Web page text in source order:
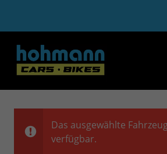
Das ausgewählte
verfügbar.